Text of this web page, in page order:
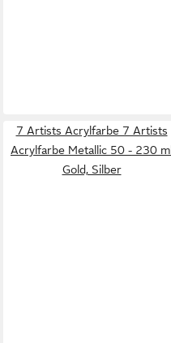
7 Artists Acrylfarbe 7 Artists
Acrylfarbe Metallic 50 - 230 ml
Gold, Silber